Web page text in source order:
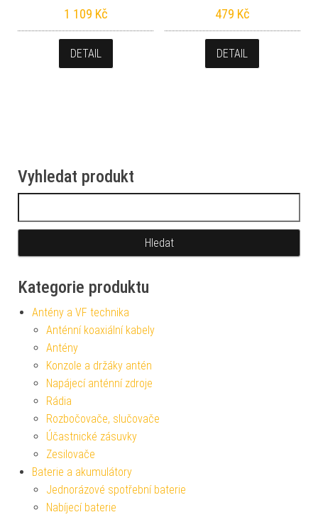
1 109 Kč
DETAIL
479 Kč
DETAIL
Vyhledat produkt
Kategorie produktu
Antény a VF technika
Anténní koaxiální kabely
Antény
Konzole a držáky antén
Napájecí anténní zdroje
Rádia
Rozbočovače, slučovače
Účastnické zásuvky
Zesilovače
Baterie a akumulátory
Jednorázové spotřební baterie
Nabíjecí baterie